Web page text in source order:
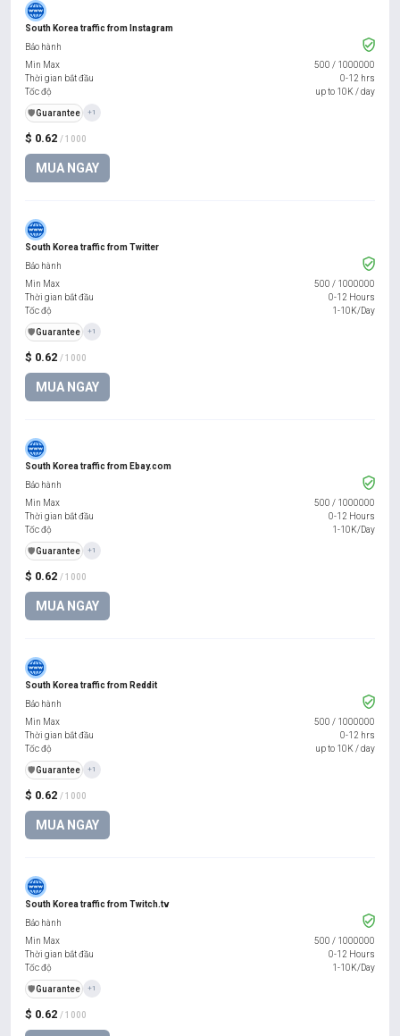
South Korea traffic from Instagram
$ 0.62 / 1000
MUA NGAY
Bảo hành
Min Max
500 / 1000000
Thời gian bắt đầu
0-12 hrs
Tốc độ
up to 10K / day
️🛡️Guarantee +1
South Korea traffic from Twitter
$ 0.62 / 1000
MUA NGAY
Bảo hành
Min Max
500 / 1000000
Thời gian bắt đầu
0-12 Hours
Tốc độ
1-10K/Day
️🛡️Guarantee +1
South Korea traffic from Ebay.com
$ 0.62 / 1000
MUA NGAY
Bảo hành
Min Max
500 / 1000000
Thời gian bắt đầu
0-12 Hours
Tốc độ
1-10K/Day
️🛡️Guarantee +1
South Korea traffic from Reddit
$ 0.62 / 1000
MUA NGAY
Bảo hành
Min Max
500 / 1000000
Thời gian bắt đầu
0-12 hrs
Tốc độ
up to 10K / day
️🛡️Guarantee +1
South Korea traffic from Twitch.tv
$ 0.62 / 1000
Bảo hành
Min Max
500 / 1000000
Thời gian bắt đầu
0-12 Hours
Tốc độ
1-10K/Day
️🛡️Guarantee +1